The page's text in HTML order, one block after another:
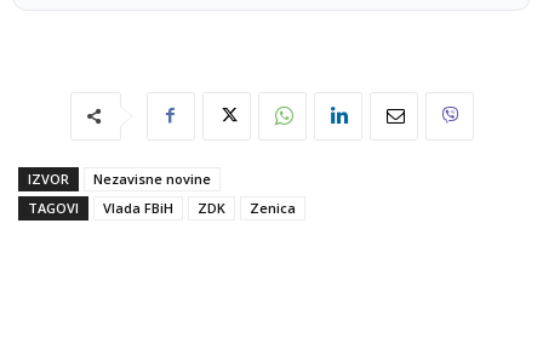
IZVOR
Nezavisne novine
TAGOVI
Vlada FBiH ZDK Zenica